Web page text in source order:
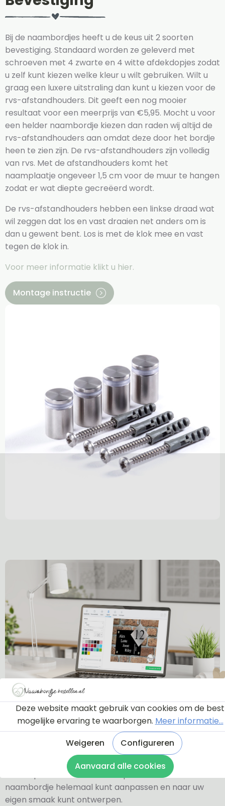
Bij de naambordjes heeft u de keus uit 2 soorten
bevestiging. Standaard worden ze geleverd met
schroeven met 4 zwarte en 4 witte afdekdopjes zodat
u zelf kunt kiezen welke kleur u wilt gebruiken. Wilt u
graag een luxere uitstraling dan kunt u kiezen voor de
rvs-afstandhouders. Dit geeft een nog mooier
resultaat voor een meerprijs van €5,95. Mocht u voor
een helder naambordje kiezen dan raden wij altijd de
rvs-afstandhouders aan omdat deze door het bordje
heen te zien zijn. De rvs-afstandhouders zijn volledig
van rvs. Met de afstandhouders komt het
naamplaatje ongeveer 1,5 cm voor de muur te hangen
zodat er wat diepte gecreëerd wordt.
De rvs-afstandhouders hebben een linkse draad wat
wil zeggen dat los en vast draaien net anders om is
dan u gewent bent. Los is met de klok mee en vast
tegen de klok in.
Voor meer informatie klikt u hier.
Montage instructie
Ontwerptool
Via onderstaande knop komt u bij een instructie en
een tutorial die u een rondleiding geeft door de
ontwerptool. Hierdoor weet u precies hoe u zelf uw
naambordje helemaal kunt aanpassen en naar uw
eigen smaak kunt ontwerpen.
Deze website maakt gebruik van cookies om de best
mogelijke ervaring te waarborgen. Meer informatie...
Weigeren
Configureren
Aanvaard alle cookies